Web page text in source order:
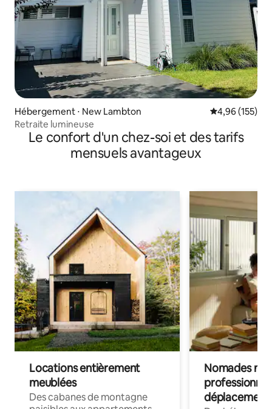
Hébergement ⋅ New Lambton Évaluation
4,96 (155)
Retraite lumineuse
Le confort d'un chez-soi et des tarifs
mensuels avantageux
Locations entièrement
meublées
Des cabanes de montagne
Nomades
déplacement